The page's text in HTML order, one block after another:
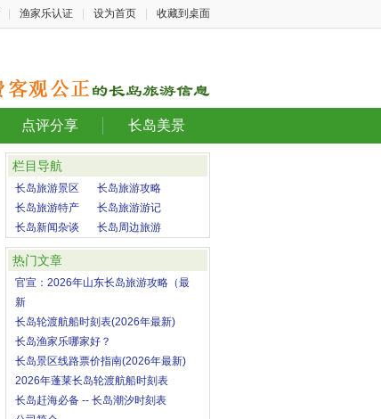
渔家乐认证 设为首页 收藏到桌面
点评分享 长岛美景
栏目导航
长岛旅游景区
长岛旅游攻略
长岛旅游特产
长岛旅游游记
长岛新闻杂谈
长岛周边旅游
热门文章
官宣：2026年山东长岛旅游攻略（最
新
长岛轮渡航船时刻表(2026年最新)
长岛渔家乐哪家好？
长岛景区线路票价指南(2026年最新)
2026年蓬莱长岛轮渡航船时刻表
长岛赶海必备 -- 长岛潮汐时刻表